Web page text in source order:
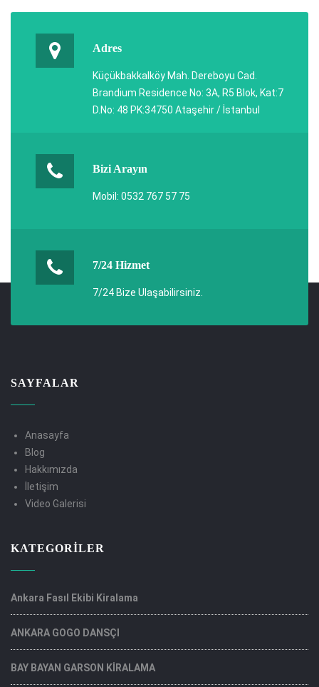
Adres
Küçükbakkalköy Mah. Dereboyu Cad.
Brandium Residence No: 3A, R5 Blok, Kat:7
D.No: 48 PK:34750 Ataşehir / İstanbul
Bizi Arayın
Mobil: 0532 767 57 75
7/24 Hizmet
7/24 Bize Ulaşabilirsiniz.
SAYFALAR
Anasayfa
Blog
Hakkımızda
İletişim
Video Galerisi
KATEGORILER
Ankara Fasıl Ekibi Kiralama
ANKARA GOGO DANSÇI
BAY BAYAN GARSON KİRALAMA